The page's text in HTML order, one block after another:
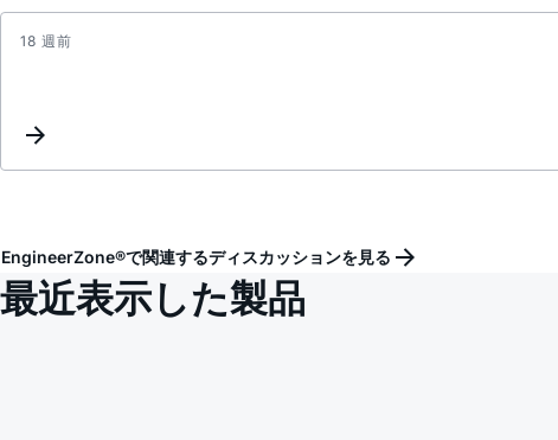
18 週前
EngineerZone®で関連するディスカッションを見る
最近表示した製品